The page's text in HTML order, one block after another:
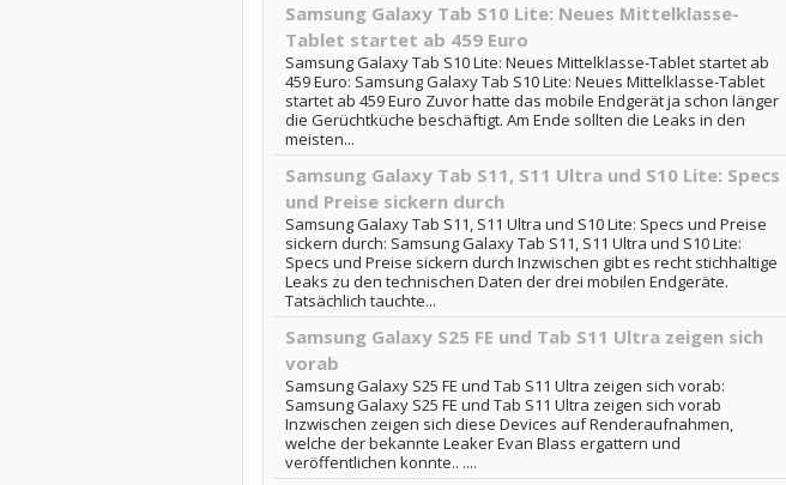
Samsung Galaxy Tab S10 Lite: Neues Mittelklasse-
Tablet startet ab 459 Euro
Samsung Galaxy Tab S10 Lite: Neues Mittelklasse-Tablet startet ab
459 Euro: Samsung Galaxy Tab S10 Lite: Neues Mittelklasse-Tablet
startet ab 459 Euro Zuvor hatte das mobile Endgerät ja schon länger
die Gerüchtküche beschäftigt. Am Ende sollten die Leaks in den
meisten...
Samsung Galaxy Tab S11, S11 Ultra und S10 Lite: Specs
und Preise sickern durch
Samsung Galaxy Tab S11, S11 Ultra und S10 Lite: Specs und Preise
sickern durch: Samsung Galaxy Tab S11, S11 Ultra und S10 Lite:
Specs und Preise sickern durch Inzwischen gibt es recht stichhaltige
Leaks zu den technischen Daten der drei mobilen Endgeräte.
Tatsächlich tauchte...
Samsung Galaxy S25 FE und Tab S11 Ultra zeigen sich
vorab
Samsung Galaxy S25 FE und Tab S11 Ultra zeigen sich vorab:
Samsung Galaxy S25 FE und Tab S11 Ultra zeigen sich vorab
Inzwischen zeigen sich diese Devices auf Renderaufnahmen,
welche der bekannte Leaker Evan Blass ergattern und
veröffentlichen konnte.. ....